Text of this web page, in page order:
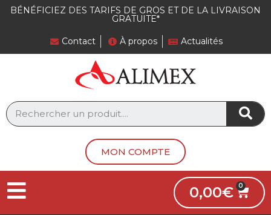
BÉNÉFICIEZ DES TARIFS DE GROS ET DE LA LIVRAISON
GRATUITE*
Contact À propos Actualités
MON COMPTE
0,00€